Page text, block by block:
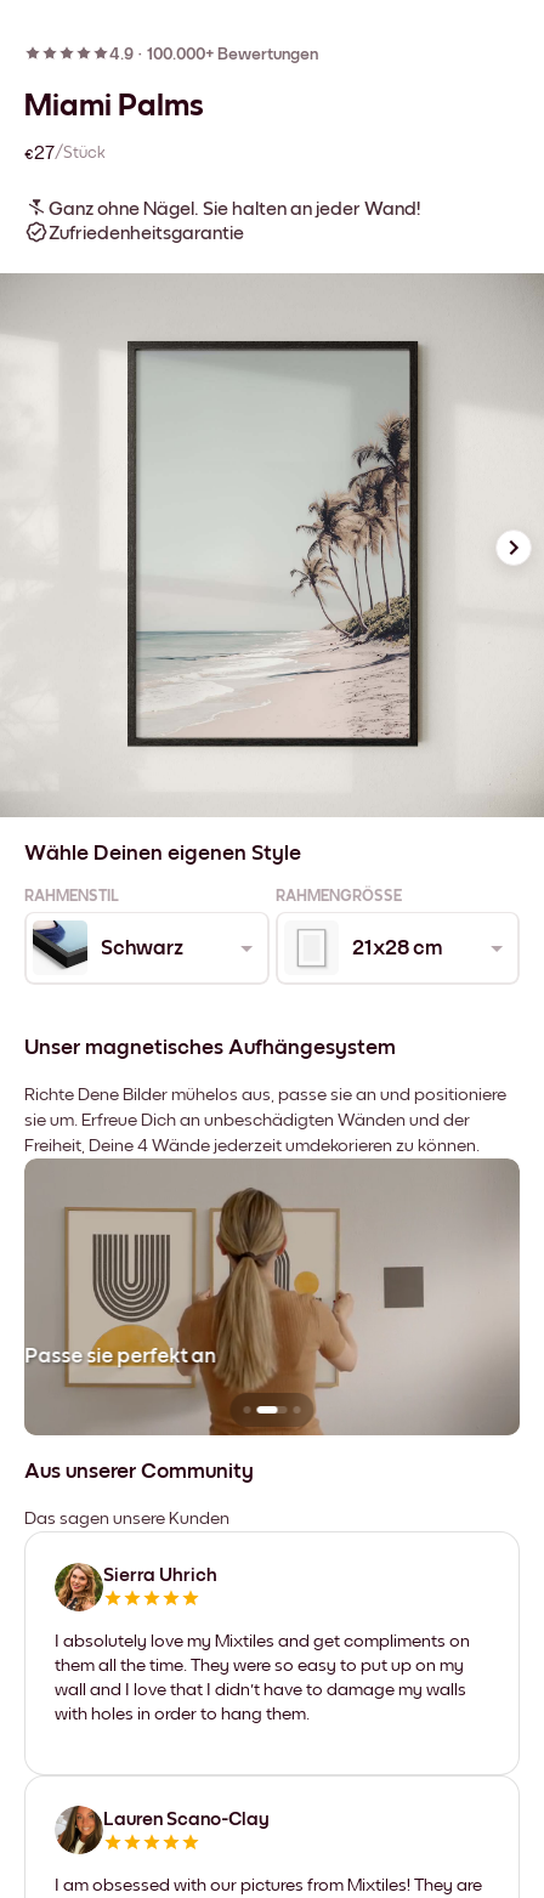
4.9 · 100.000+ Bewertungen
Miami Palms
€27/Stück
Ganz ohne Nägel. Sie halten an jeder Wand!
Zufriedenheitsgarantie
Wähle Deinen eigenen Style
RAHMENSTIL RAHMENGRÖSSE
Schwarz 21x28 cm
Unser magnetisches Aufhängesystem
Richte Dene Bilder mühelos aus, passe sie an und positioniere
sie um. Erfreue Dich an unbeschädigten Wänden und der
Freiheit, Deine 4 Wände jederzeit umdekorieren zu können.
Passe sie perfekt an
Aus unserer Community
Das sagen unsere Kunden
Sierra Uhrich
I absolutely love my Mixtiles and get compliments on
them all the time. They were so easy to put up on my
wall and I love that I didn't have to damage my walls
with holes in order to hang them.
Lauren Scano-Clay
I am obsessed with our pictures from Mixtiles! They are